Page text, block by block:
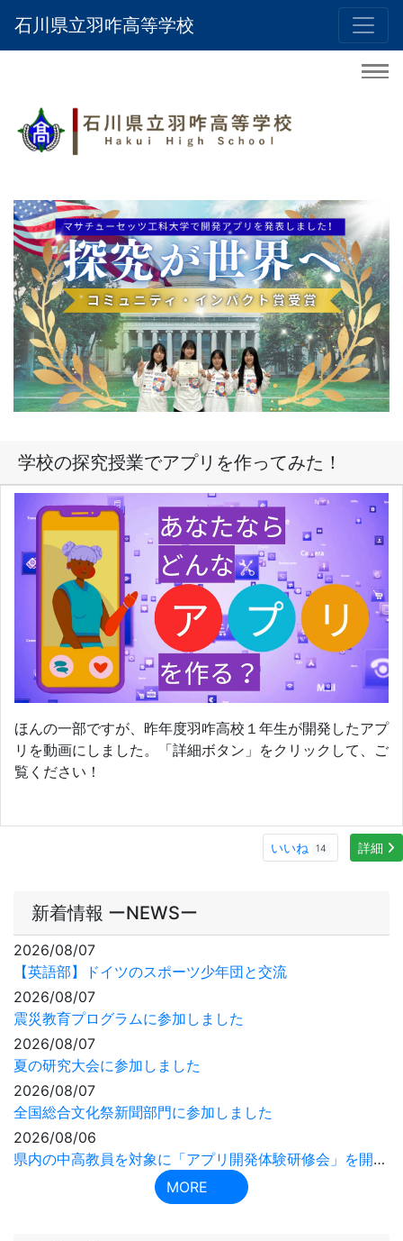
石川県立羽咋高等学校
Previous Next
学校の探究授業でアプリを作ってみた！
ほんの一部ですが、昨年度羽咋高校１年生が開発したアプ
リを動画にしました。「詳細ボタン」をクリックして、ご
覧ください！
いいね
新着情報 ーNEWSー